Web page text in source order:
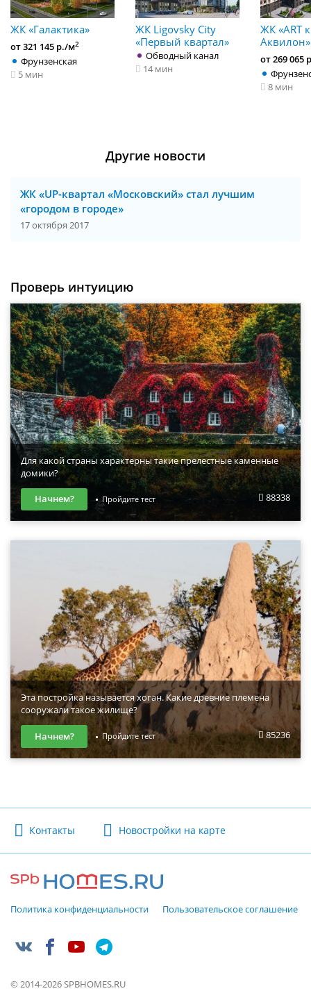
ЖК «Галактика»
от 321 145 р./м2
Фрунзенская
5 мин
ЖК Ligovsky City
«Первый квартал»
Обводный канал
14 мин
ЖК «ART
Аквилон»
от 269 065
8 мин
Другие новости
ЖК «UP-квартал «Московский» стал лучшим
«городом в городе»
17 октября 2017
Проверь интуицию
Для какой страны характерны такие прелестные каменные
домики?
88338
Начнем? Пройдите тест
Эта постройка называется хоган. Какие древние племена
сооружали такое жилище?
85236
Начнем? Пройдите тест
Контакты Новостройки на карте
Политика конфиденциальности Пользовательское соглашение
© 2014-2026 SPBHOMES.RU